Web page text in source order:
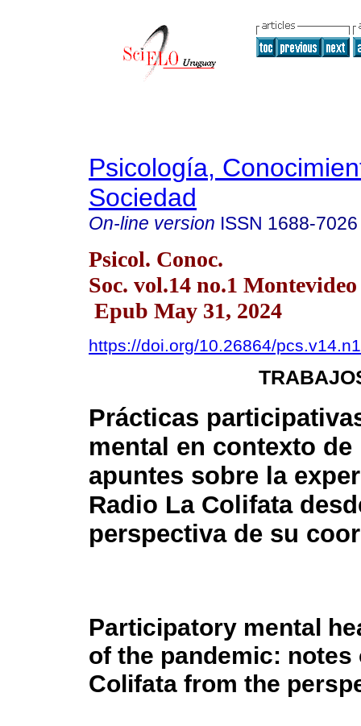
Psicología,
Sociedad
On-line version ISSN 1688-7026
Psicol. Conoc.
Soc. vol.14 no.1
Epub May 31, 2024
https://doi.org/10.26864/
Prácticas
mental en contexto de
apuntes sobre la
Radio La Colifata
perspectiva de su
Participatory mental
of the pandemic:
Colifata from the